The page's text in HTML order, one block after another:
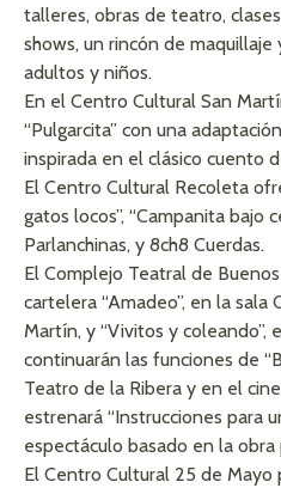
talleres, obras de teatro,
shows, un rincón de maquillaje
adultos y niños.
En el Centro Cultural San
“Pulgarcita” con una
inspirada en el clásico cuento
El Centro Cultural Recoleta
gatos locos”, “Campanita bajo
Parlanchinas, y 8ch8 Cuerdas.
El Complejo Teatral de
cartelera “Amadeo”, en la
Martín, y “Vivitos y coleando”,
continuarán las funciones de
Teatro de la Ribera y en el
estrenará “Instrucciones para
espectáculo basado en la
El Centro Cultural 25 de Mayo